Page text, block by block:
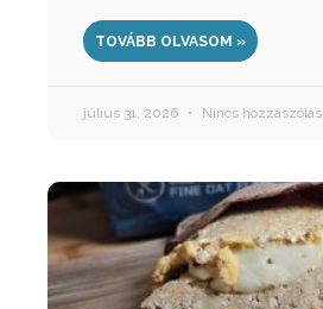
TOVÁBB OLVASOM »
július 31, 2026 Nincs hozzászólás